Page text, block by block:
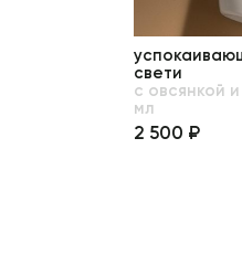
свети
с овсянкой
мл
2 500 ₽